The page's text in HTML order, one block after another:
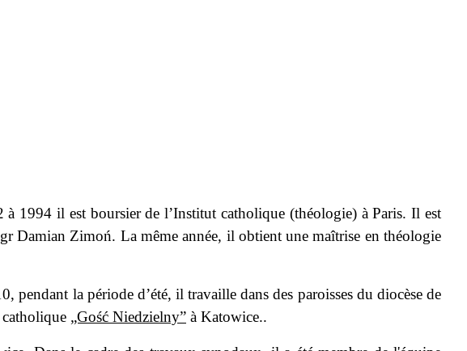
1994 il est boursier de l’Institut catholique (théologie) à Paris. Il est
Damian Zimoń. La même année, il obtient une maîtrise en théologie
la période d’été, il travaille dans des paroisses du diocèse de
„Gość Niedzielny” à Katowice..